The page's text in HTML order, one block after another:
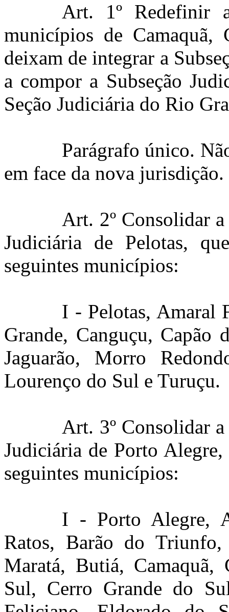
Art. 1º Redefinir
municípios de
deixam de integrar a
a compor a Subseção
Seção Judiciária do Rio
Parágrafo único.
em face da nova jurisdição.
Art. 2º Consolidar
Judiciária de Pelotas,
seguintes municípios:
I - Pelotas, Amaral
Grande, Canguçu,
Jaguarão, Morro
Lourenço do Sul e Turuçu.
Art. 3º Consolidar
Judiciária de Porto Alegre,
seguintes municípios:
I - Porto Alegre,
Ratos, Barão do
Maratá, Butiá, Camaquã,
Sul, Cerro Grande do